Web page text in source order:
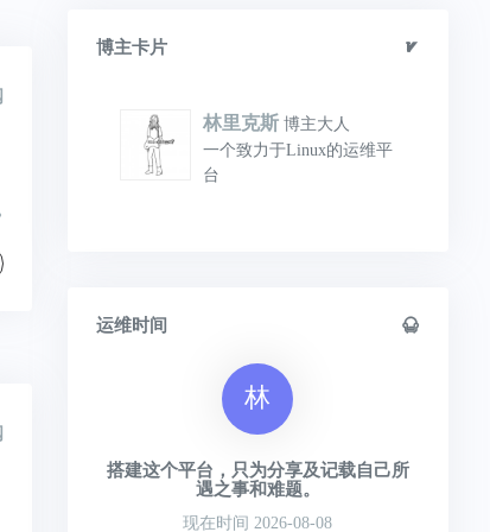
博主卡片
林里克斯 博主大人
一个致力于Linux的运维平
台
运维时间
林
搭建这个平台，只为分享及记载自己所
遇之事和难题。
现在时间 2026-08-08